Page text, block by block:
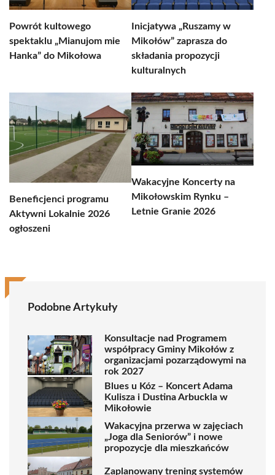
Powrót kultowego
spektaklu „Mianujom mie
Hanka” do Mikołowa
Inicjatywa „Ruszamy w
Mikołów” zaprasza do
składania propozycji
kulturalnych
Beneficjenci programu
Aktywni Lokalnie 2026
ogłoszeni
Wakacyjne Koncerty na
Mikołowskim Rynku –
Letnie Granie 2026
Podobne Artykuły
Konsultacje nad Programem
współpracy Gminy Mikołów z
organizacjami pozarządowymi na
rok 2027
Blues u Kóz – Koncert Adama
Kulisza i Dustina Arbuckla w
Mikołowie
Wakacyjna przerwa w zajęciach
„Joga dla Seniorów” i nowe
propozycje dla mieszkańców
Zaplanowany trening systemów